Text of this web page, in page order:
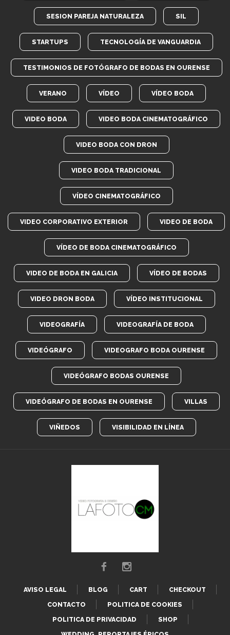
SESION PAREJA NATURALEZA SIL
STARTUPS TECNOLOGÍA DE VANGUARDIA
TESTIMONIOS DE FOTÓGRAFO DE BODAS EN OURENSE
VERANO VÍDEO VÍDEO BODA
VIDEO BODA VIDEO BODA CINEMATOGRÁFICO
VIDEO BODA CON DRON
VIDEO BODA TRADICIONAL
VÍDEO CINEMATOGRÁFICO
VIDEO CORPORATIVO EXTERIOR VIDEO DE BODA
VÍDEO DE BODA CINEMATOGRÁFICO
VIDEO DE BODA EN GALICIA VÍDEO DE BODAS
VIDEO DRON BODA VÍDEO INSTITUCIONAL
VIDEOGRAFÍA VIDEOGRAFÍA DE BODA
VIDEÓGRAFO VIDEOGRAFO BODA OURENSE
VIDEÓGRAFO BODAS OURENSE
VIDEÓGRAFO DE BODAS EN OURENSE VILLAS
VIÑEDOS VISIBILIDAD EN LÍNEA
AVISO LEGAL BLOG CART
CHECKOUT
CONTACTO
POLITICA DE COOKIES
POLITICA DE PRIVACIDAD
SHOP